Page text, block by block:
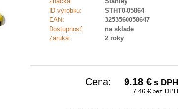
ID výrobku:
STHT0-05864
EAN:
3253560058647
Dostupnosť:
na sklade
Záruka:
2 roky
Cena: 9.18 € s DPH
7.46 € bez DPH